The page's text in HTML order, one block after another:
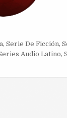
, Serie De Ficción,
Audio Latino,